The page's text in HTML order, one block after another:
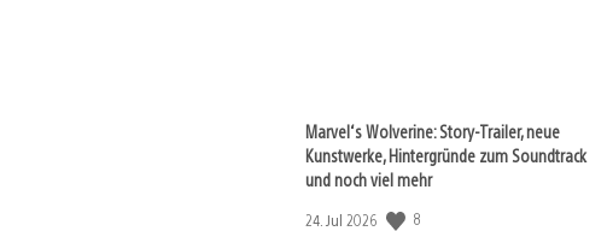
Marvel‘s Wolverine: Story-Trailer, neue
Kunstwerke, Hintergründe zum Soundtrack
und noch viel mehr
Veröffentlichungsdatum:
24. Jul 2026 8